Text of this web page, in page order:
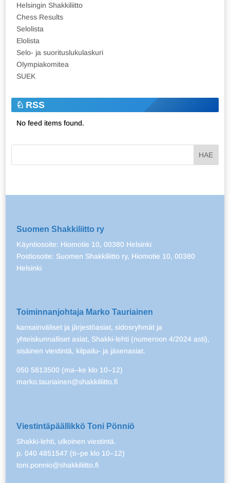
Helsingin Shakkiliitto
Chess Results
Selolista
Elolista
Selo- ja suorituslukulaskuri
Olympiakomitea
SUEK
RSS
No feed items found.
Suomen Shakkiliitto ry
Käyntiosoite: Hiomotie 10, 00380 Helsinki
Postiosoite: Suomen Shakkiliitto ry, Hiomotie 10, 00380
Helsinki
Toiminnanjohtaja Marko Tauriainen
kansainväliset ja järjestöasiat, sidosryhmät ja
yhteiskunnalliset asiat, Shakki-lehti (numeroon 4/2024 asti),
sisäinen viestintä, kilpailu- ja jäsenasiat.
050 5813500 (ma–ke klo 10–12)
marko.tauriainen@shakkiliitto.fi
Viestintäpäällikkö Toni Pönniö
Shakki-lehti, ulkoinen viestintä.
p. 040 4851547 (ti–pe klo 10–12)
toni.ponnio@shakkiliitto.fi